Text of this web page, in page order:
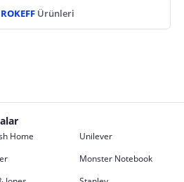
ROKEFF Ürünleri
Home
Unilever
Monster Notebook